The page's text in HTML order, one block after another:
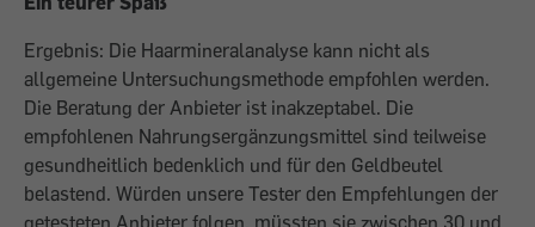
Ergebnis: Die Haarmineralanalyse kann nicht als
allgemeine Untersuchungs­methode empfohlen werden.
Die Beratung der Anbieter ist inakzeptabel. Die
empfohlenen Nahrungsergänzungsmittel sind teilweise
gesundheitlich bedenklich und für den Geldbeutel
belastend. Würden ­unsere Tester den Empfehlungen der
getesteten Anbieter folgen, müssten sie zwischen 30 und